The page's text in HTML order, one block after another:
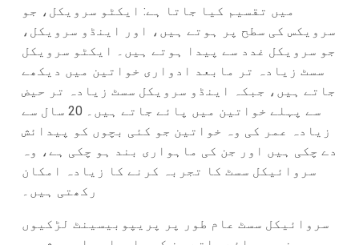
میں تقسیم کیا جاتا ہے: ایکٹو سرویکل، جو
سرویکس کی سطح پر ہوتے ہیں، اور اینڈو سرویکل،
جو سرویکل غدد سے پیدا ہوتے ہیں۔ ایکٹو سرویکل
سسٹ زیادہ تر مابعد ادواری خواتین میں دیکھے
جاتے ہیں، جبکہ اینڈو سرویکل سسٹ زیادہ تر حیض
سے پہلے خواتین میں پائے جاتے ہیں۔ 20 سال سے
زیادہ عمر کی وہ خواتین جو کئی بچوں کو پیدائش
دے چکی ہیں اور جن کی ماہواری بند ہو چکی ہے، وہ
سروائیکل سسٹ کا تجربہ کرنے کا زیادہ امکان
رکھتی ہیں۔
سروائیکل سسٹ عام طور پر پریپوبیسینٹ لڑکیوں